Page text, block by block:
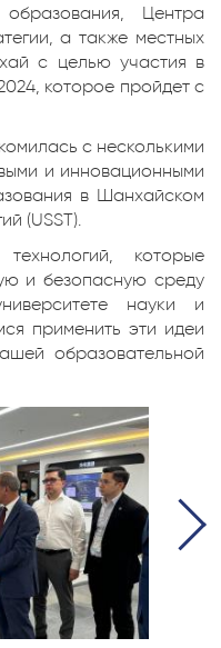
Центра
а также местных
с целью участия в
которое пройдет с
с несколькими
и инновационными
в Шанхайском
(USST).
которые
и безопасную среду
науки и
применить эти идеи
образовательной